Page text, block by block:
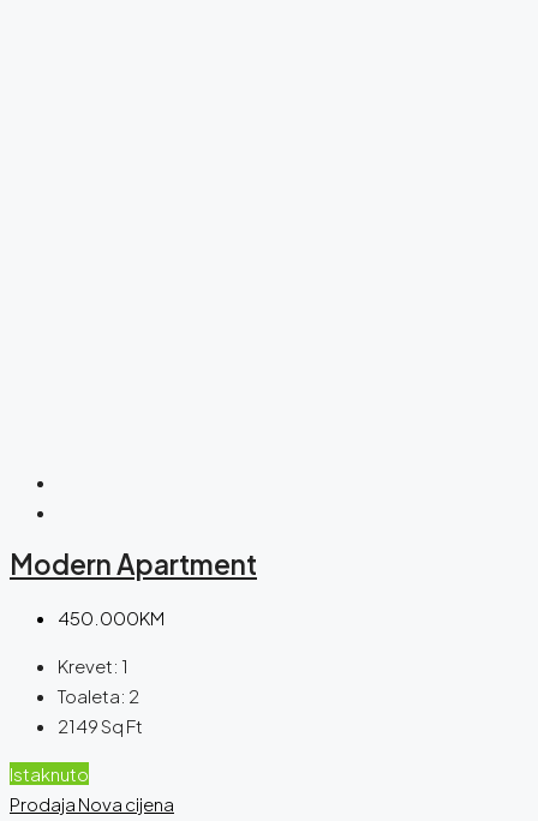
Modern Apartment
450.000KM
Krevet: 1
Toaleta: 2
2149Sq Ft
Istaknuto
Prodaja Nova cijena